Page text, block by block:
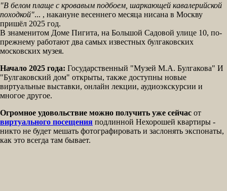
"В белом плаще с кровавым подбоем, шаркающей кавалерийской
походкой"... , накануне весеннего месяца нисана в Москву
пришёл 2025 год.
В знаменитом Доме Пигита, на Большой Садовой улице 10, по-
прежнему работают два самых известных булгаковских
московских музея.
Начало 2025 года: Государственный "Музей М.А. Булгакова" И
"Булгаковский дом" открыты, также доступны новые
виртуальные выставки, онлайн лекции, аудиоэкскурсии и
многое другое.
Огромное удовольствие можно получить уже сейчас от
виртуального посещения подлинной Нехорошей квартиры -
никто не будет мешать фотографировать и заслонять экспонаты,
как это всегда там бывает.